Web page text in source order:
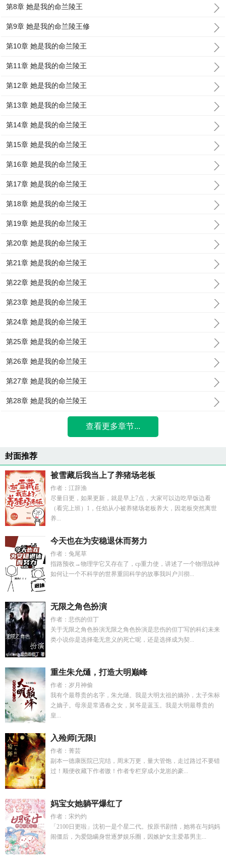
第8章 她是我的命兰陵王
第9章 她是我的命兰陵王修
第10章 她是我的命兰陵王
第11章 她是我的命兰陵王
第12章 她是我的命兰陵王
第13章 她是我的命兰陵王
第14章 她是我的命兰陵王
第15章 她是我的命兰陵王
第16章 她是我的命兰陵王
第17章 她是我的命兰陵王
第18章 她是我的命兰陵王
第19章 她是我的命兰陵王
第20章 她是我的命兰陵王
第21章 她是我的命兰陵王
第22章 她是我的命兰陵王
第23章 她是我的命兰陵王
第24章 她是我的命兰陵王
第25章 她是我的命兰陵王
第26章 她是我的命兰陵王
第27章 她是我的命兰陵王
第28章 她是我的命兰陵王
查看更多章节...
封面推荐
被雪藏后我当上了养猪场老板
作者：江辞渔
尽量日更，如果更新，就是早上7点，大家可以边吃早饭边看
（看完上班）1，任焰从小被养猪场老板养大，因老板突然离世
养...
今天也在为安稳退休而努力
作者：兔尾草
指路预收→物理学它又存在了，cp重力使，讲述了一个物理战神
如何让一个不科学的世界重回科学的故事我叫户川彻...
无限之角色扮演
作者：悲伤的但丁
关于无限之角色扮演无限之角色扮演是悲伤的但丁写的科幻未来
类小说你是选择毫无意义的死亡呢，还是选择成为契...
重生朱允熥，打造大明巅峰
作者：岁月神偷
我有个最尊贵的名字，朱允熥。我是大明太祖的嫡孙，太子朱标
之嫡子。母亲是常遇春之女，舅爷是蓝玉。我是大明最尊贵的
皇...
入殓师[无限]
作者：菁芸
副本一德康医院已完结，周末万更，量大管饱，走过路过不要错
过！顺便收藏下作者嗷！作者专栏穿成小龙崽的豪...
妈宝女她躺平爆红了
作者：宋灼灼
「2100日更啦」沈初一是个星二代。按原书剧情，她将在与妈妈
闹僵后，为爱隐瞒身世逐梦娱乐圈，因嫉妒女主爱慕男主...